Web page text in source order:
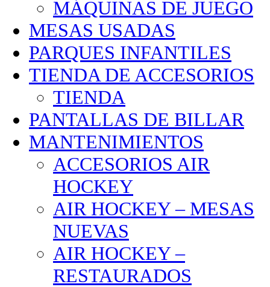
MÁQUINAS DE JUEGO
MESAS USADAS
PARQUES INFANTILES
TIENDA DE ACCESORIOS
TIENDA
PANTALLAS DE BILLAR
MANTENIMIENTOS
ACCESORIOS AIR
HOCKEY
AIR HOCKEY – MESAS
NUEVAS
AIR HOCKEY –
RESTAURADOS